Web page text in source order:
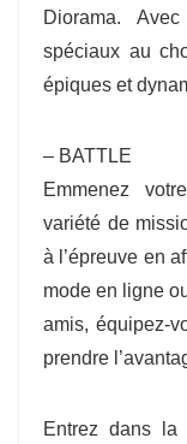
Diorama.
spéciaux au
épiques et
– BATTLE
Emmenez
variété de
à l’épreuve en
mode en ligne
amis, équipez-
prendre
Entrez dans